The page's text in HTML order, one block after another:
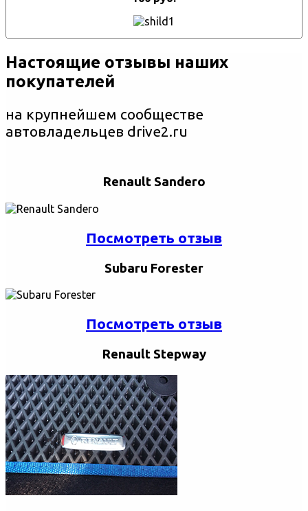
Настоящие отзывы наших
покупателей
на крупнейшем сообществе
автовладельцев drive2.ru
Renault Sandero
Посмотреть отзыв
Subaru Forester
Посмотреть отзыв
Renault Stepway